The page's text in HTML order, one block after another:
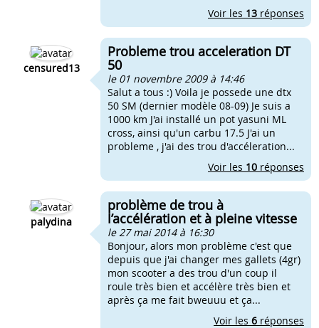
Voir les 13 réponses
censured13
Probleme trou acceleration DT
50
le 01 novembre 2009 à 14:46
Salut a tous :) Voila je possede une dtx
50 SM (dernier modèle 08-09) Je suis a
1000 km J'ai installé un pot yasuni ML
cross, ainsi qu'un carbu 17.5 J'ai un
probleme , j'ai des trou d'accéleration...
Voir les 10 réponses
palydina
problème de trou à
l’accélération et à pleine vitesse
le 27 mai 2014 à 16:30
Bonjour, alors mon problème c'est que
depuis que j'ai changer mes gallets (4gr)
mon scooter a des trou d'un coup il
roule très bien et accélère très bien et
après ça me fait bweuuu et ça...
Voir les 6 réponses